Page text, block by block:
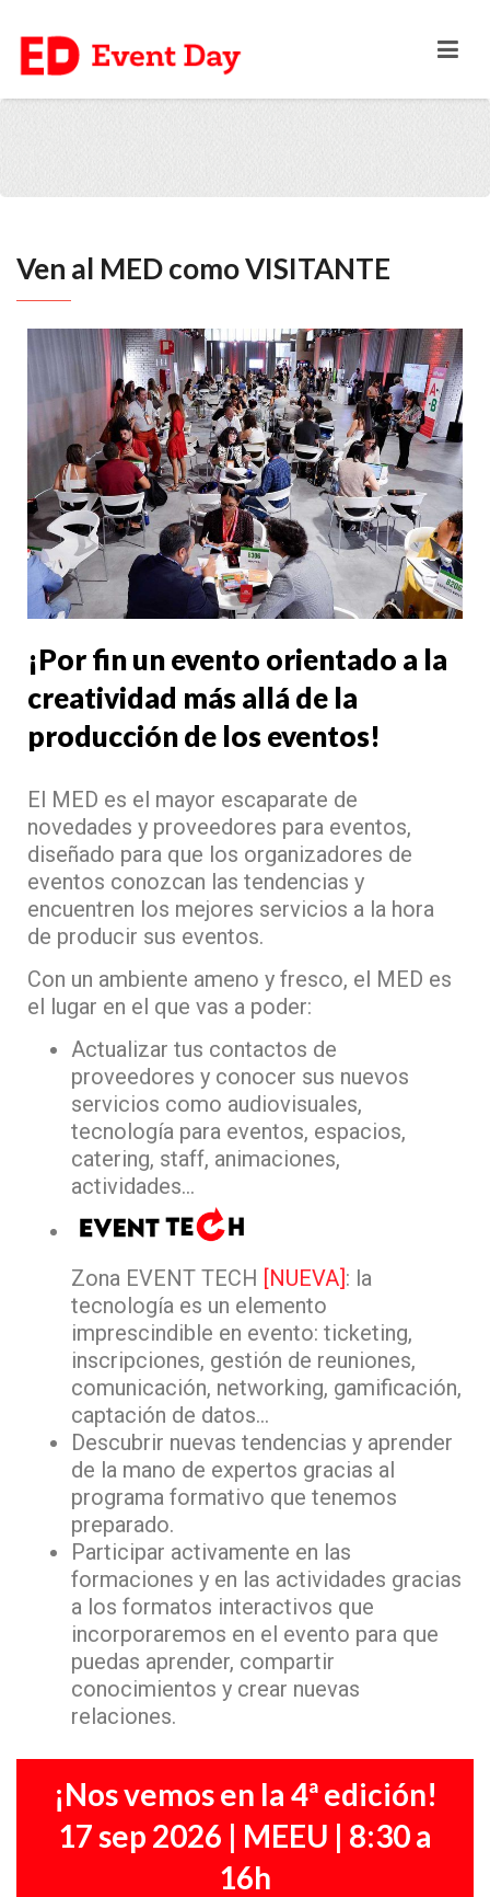
Ven al MED como VISITANTE
¡Por fin un evento orientado a la
creatividad más allá de la
producción de los eventos!
El MED es el mayor escaparate de
novedades y proveedores para eventos,
diseñado para que los organizadores de
eventos conozcan las tendencias y
encuentren los mejores servicios a la hora
de producir sus eventos.
Con un ambiente ameno y fresco, el MED es
el lugar en el que vas a poder:
Actualizar tus contactos de
proveedores y conocer sus nuevos
servicios como audiovisuales,
tecnología para eventos, espacios,
catering, staff, animaciones,
actividades…
Zona EVENT TECH [NUEVA]: la
tecnología es un elemento
imprescindible en evento: ticketing,
inscripciones, gestión de reuniones,
comunicación, networking, gamificación,
captación de datos…
Descubrir nuevas tendencias y aprender
de la mano de expertos gracias al
programa formativo que tenemos
preparado.
Participar activamente en las
formaciones y en las actividades gracias
a los formatos interactivos que
incorporaremos en el evento para que
puedas aprender, compartir
conocimientos y crear nuevas
relaciones.
¡Nos vemos en la 4ª edición!
17 sep 2026 | MEEU | 8:30 a
16h